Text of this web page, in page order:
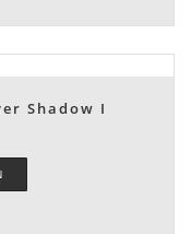
Shadow I